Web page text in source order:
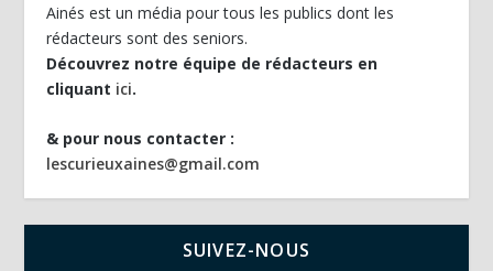
Ainés est un média pour tous les publics dont les
rédacteurs sont des seniors.
Découvrez notre équipe de rédacteurs en
cliquant ici.
& pour nous contacter :
lescurieuxaines@gmail.com
SUIVEZ-NOUS